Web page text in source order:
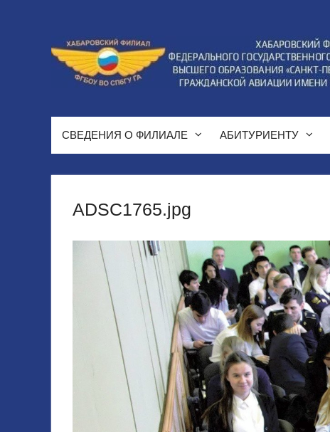
СВЕДЕНИЯ О ФИЛИАЛЕ АБИТУРИЕНТУ
ADSC1765.jpg